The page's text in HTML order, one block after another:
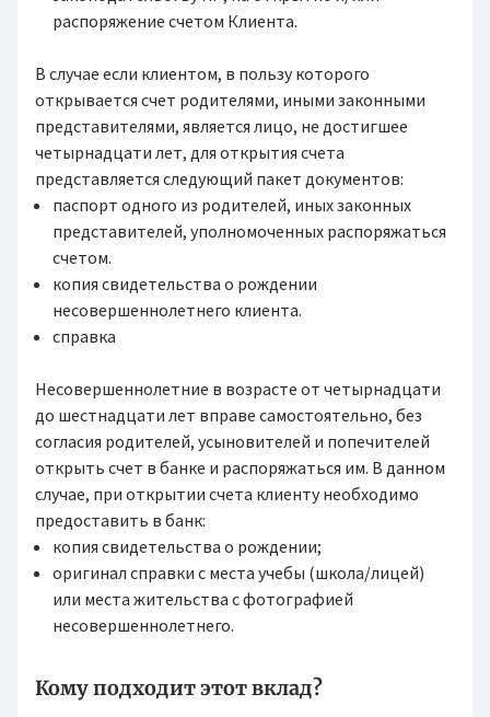
распоряжение счетом Клиента.
В случае если клиентом, в пользу которого
открывается счет родителями, иными законными
представителями, является лицо, не достигшее
четырнадцати лет, для открытия счета
представляется следующий пакет документов:
паспорт одного из родителей, иных законных
представителей, уполномоченных распоряжаться
счетом.
копия свидетельства о рождении
несовершеннолетнего клиента.
справка
Несовершеннолетние в возрасте от четырнадцати
до шестнадцати лет вправе самостоятельно, без
согласия родителей, усыновителей и попечителей
открыть счет в банке и распоряжаться им. В данном
случае, при открытии счета клиенту необходимо
предоставить в банк:
копия свидетельства о рождении;
оригинал справки с места учебы (школа/лицей)
или места жительства с фотографией
несовершеннолетнего.
Кому подходит этот вклад?